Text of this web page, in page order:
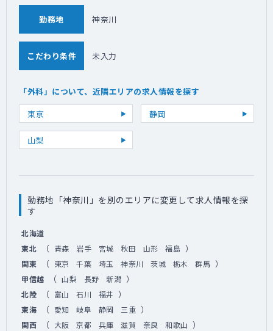
勤務地 神奈川
こだわり条件 未入力
「外科」について、近隣エリアの求人情報を探す
東京
静岡
山梨
勤務地「神奈川」を別のエリアに変更して求人情報を探
す
北海道
東北
（ 青森 岩手 宮城 秋田 山形 福島 ）
関東 （ 東京 千葉 埼玉 神奈川 茨城 栃木 群馬 ）
甲信越 （ 山梨 長野 新潟 ）
北陸 （ 富山 石川 福井 ）
東海 （ 愛知 岐阜 静岡 三重 ）
関西 （ 大阪 京都 兵庫 滋賀 奈良 和歌山 ）